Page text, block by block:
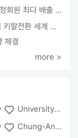
고려대학교 의과대학, 4년 연속 대한민국의학한림원 정회원 최다 배출 外
연세대학교 신종식 교수팀, 인공효소를 이용한 아민의 키랄전환 세계 최초로 성공
체결
more >
University of Seoul
Chung-Ang University